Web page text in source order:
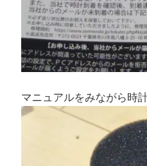
マニュアルをみながら時